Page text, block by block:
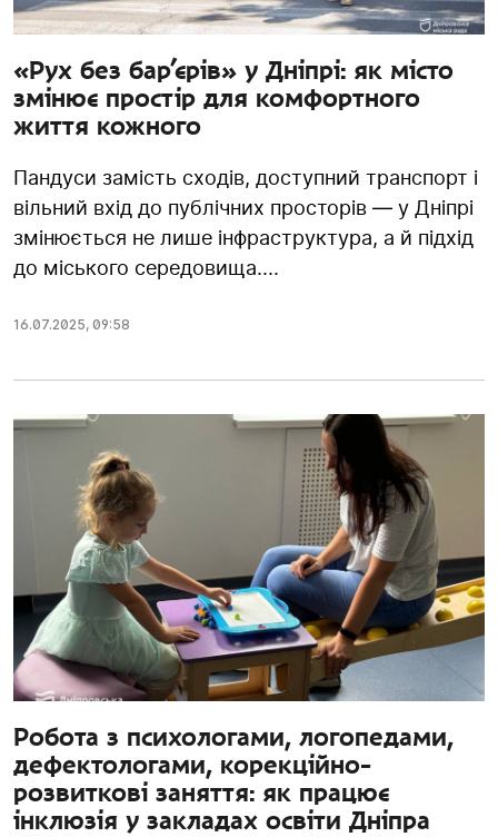
«Рух без бар’єрів» у Дніпрі: як місто
змінює простір для комфортного
життя кожного
Пандуси замість сходів, доступний транспорт і
вільний вхід до публічних просторів — у Дніпрі
змінюється не лише інфраструктура, а й підхід
до міського середовища....
16.07.2025, 09:58
Робота з психологами, логопедами,
дефектологами, корекційно-
розвиткові заняття: як працює
інклюзія у закладах освіти Дніпра